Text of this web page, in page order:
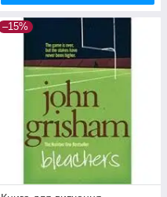
–15%